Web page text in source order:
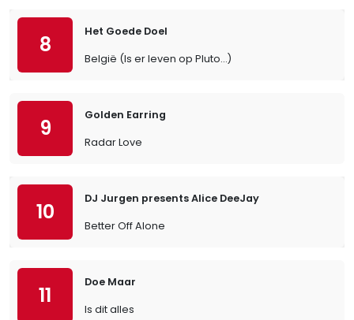
8
Het Goede Doel
België (Is er leven op Pluto…)
9
Golden Earring
Radar Love
10
DJ Jurgen presents Alice DeeJay
Better Off Alone
11
Doe Maar
Is dit alles